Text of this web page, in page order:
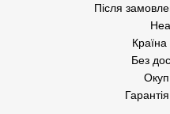
Після
Країна
Без